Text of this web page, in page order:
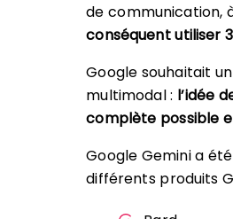
de communication,
conséquent utiliser
Google souhaitait
multimodal : l’idée
complète possible
Google Gemini a
différents produits